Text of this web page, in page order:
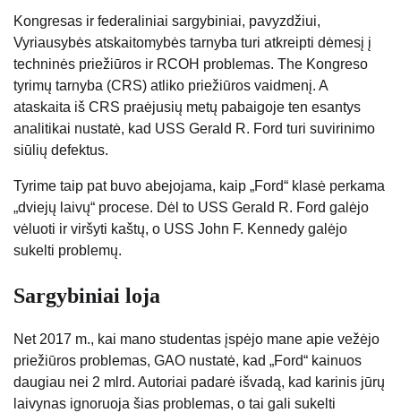
Kongresas ir federaliniai sargybiniai, pavyzdžiui,
Vyriausybės atskaitomybės tarnyba turi atkreipti dėmesį į
techninės priežiūros ir RCOH problemas. The Kongreso
tyrimų tarnyba (CRS) atliko priežiūros vaidmenį. A
ataskaita iš CRS praėjusių metų pabaigoje ten esantys
analitikai nustatė, kad USS Gerald R. Ford turi suvirinimo
siūlių defektus.
Tyrime taip pat buvo abejojama, kaip „Ford“ klasė perkama
„dviejų laivų“ procese. Dėl to USS Gerald R. Ford galėjo
vėluoti ir viršyti kaštų, o USS John F. Kennedy galėjo
sukelti problemų.
Sargybiniai loja
Net 2017 m., kai mano studentas įspėjo mane apie vežėjo
priežiūros problemas, GAO nustatė, kad „Ford“ kainuos
daugiau nei 2 mlrd. Autoriai padarė išvadą, kad karinis jūrų
laivynas ignoruoja šias problemas, o tai gali sukelti